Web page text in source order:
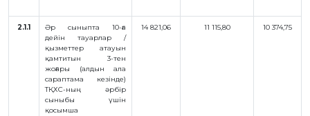
2.1.1
Әр сыныпта 10-ға
дейін тауарлар /
қызметтер атауын
қамтитын 3-тен
жоғары (алдын ала
сараптама кезінде)
ТҚХС-ның әрбір
сыныбы үшін
қосымша
14 821,06 11 115,80 10 374,75